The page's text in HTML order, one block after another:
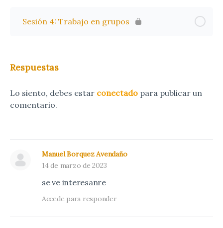
Sesión 4: Trabajo en grupos
Respuestas
Lo siento, debes estar conectado para publicar un
comentario.
Manuel Borquez Avendaño
14 de marzo de 2023
se ve interesanre
Accede para responder